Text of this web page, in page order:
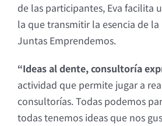
de las participantes, Eva facilita
la que transmitir la esencia de
Juntas Emprendemos.
“Ideas al dente, consultoría
actividad que permite jugar a
consultorías. Todas podemos
todas tenemos ideas que nos